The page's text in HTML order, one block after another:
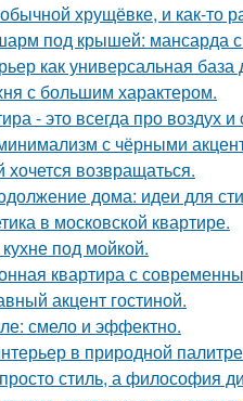
хрущёвке, и как-то
под крышей: мансарда
как универсальная база
с большим характером.
- это всегда про воздух и
с чёрными
возвращаться.
дома: идеи для
в московской квартире.
под мойкой.
квартира с
акцент гостиной.
смело и эффектно.
в природной
стиль, а философия